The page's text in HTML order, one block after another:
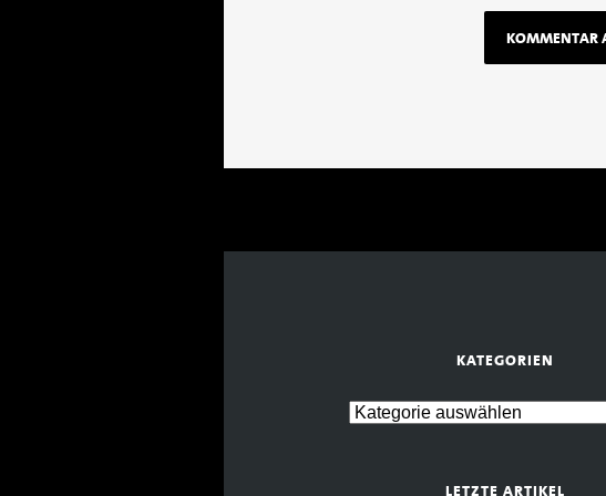
KATEGORIEN
LETZTE ARTIKEL